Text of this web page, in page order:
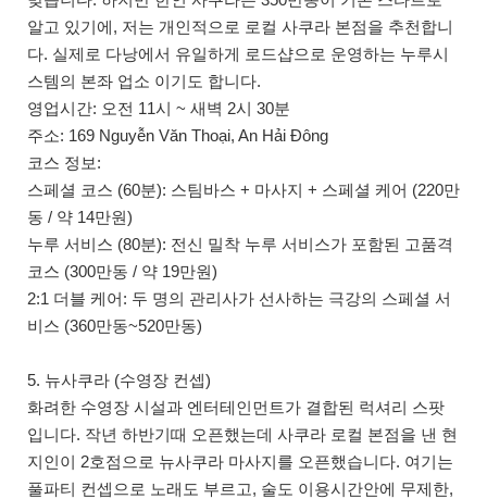
알고 있기에, 저는 개인적으로 로컬 사쿠라 본점을 추천합니
다. 실제로 다낭에서 유일하게 로드샵으로 운영하는 누루시
스템의 본좌 업소 이기도 합니다.
영업시간: 오전 11시 ~ 새벽 2시 30분
주소: 169 Nguyễn Văn Thoại, An Hải Đông
코스 정보:
스페셜 코스 (60분): 스팀바스 + 마사지 + 스페셜 케어 (220만
동 / 약 14만원)
누루 서비스 (80분): 전신 밀착 누루 서비스가 포함된 고품격
코스 (300만동 / 약 19만원)
2:1 더블 케어: 두 명의 관리사가 선사하는 극강의 스페셜 서
비스 (360만동~520만동)
5. 뉴사쿠라 (수영장 컨셉)
화려한 수영장 시설과 엔터테인먼트가 결합된 럭셔리 스팟
입니다. 작년 하반기때 오픈했는데 사쿠라 로컬 본점을 낸 현
지인이 2호점으로 뉴사쿠라 마사지를 오픈했습니다. 여기는
풀파티 컨셉으로 노래도 부르고, 술도 이용시간안에 무제한,